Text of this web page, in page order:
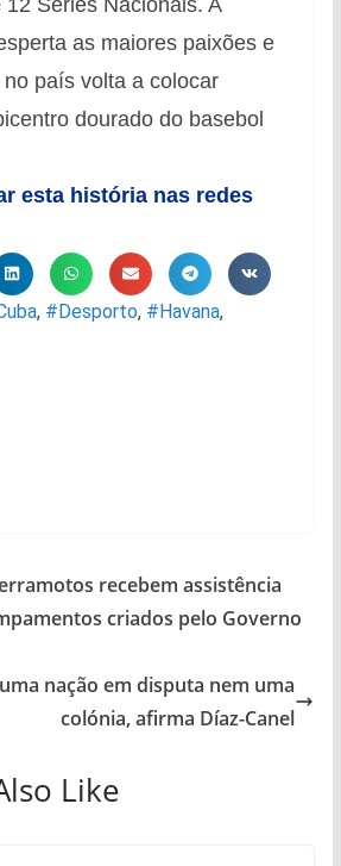
as maiores paixões e
país volta a colocar
dourado do basebol
esta história nas redes
, #Desporto, #Havana,
recebem assistência
criados pelo Governo
nação em disputa nem uma
colónia, afirma Díaz-Canel
Like